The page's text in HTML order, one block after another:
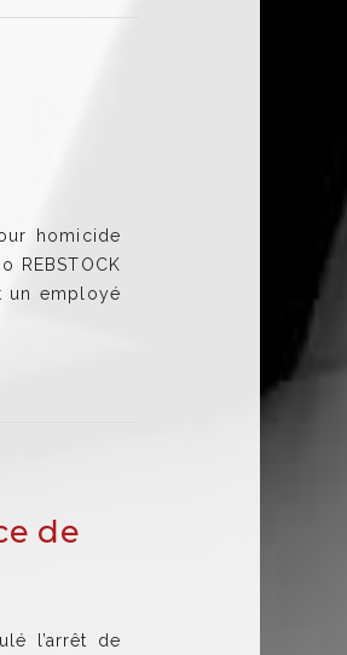
homicide
REBSTOCK
un employé
de
l’arrêt de